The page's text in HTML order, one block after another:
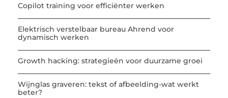
Copilot training voor efficiënter werken
Elektrisch verstelbaar bureau Ahrend voor
dynamisch werken
Growth hacking: strategieën voor duurzame groei
Wijnglas graveren: tekst of afbeelding-wat werkt
beter?